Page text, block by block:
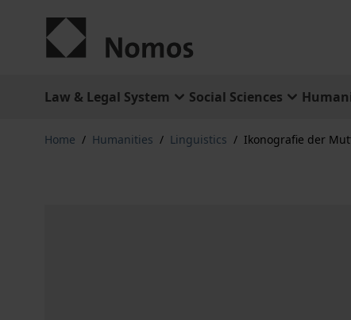
Law & Legal System Social Sciences
Home / Humanities / Linguistics / Ikonografie der